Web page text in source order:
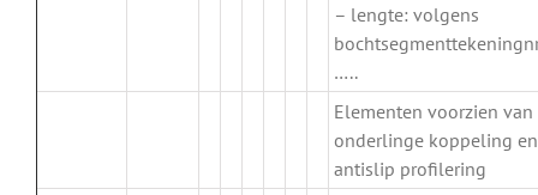
– lengte: volgens
…..
Elementen voorzien van
onderlinge koppeling en
antislip profilering